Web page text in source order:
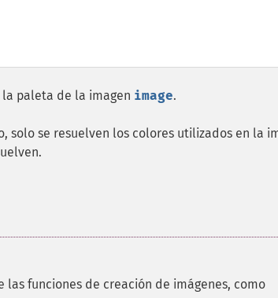
paleta de la imagen image.
solo se resuelven los colores utilizados en la
las funciones de creación de imágenes, como